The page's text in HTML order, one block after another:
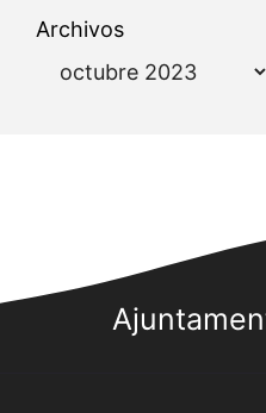
Archivos